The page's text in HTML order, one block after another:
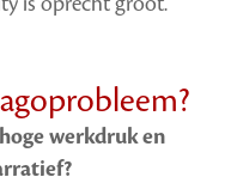
werkdruk en